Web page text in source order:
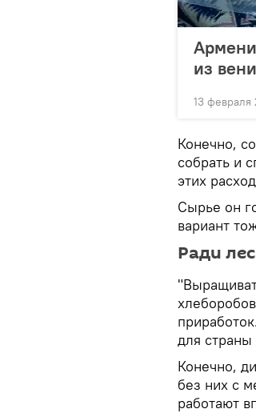
из
13 февраля
Конечно,
собрать и
этих
Сырье он
вариант
Ради
для страны
Конечно,
без них с
работают